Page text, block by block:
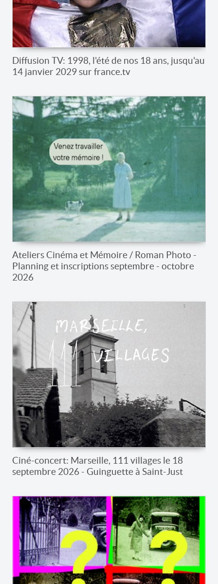
Diffusion TV: 1998, l'été de nos 18 ans, jusqu'au
14 janvier 2029 sur france.tv
Ateliers Cinéma et Mémoire / Roman Photo -
Planning et inscriptions septembre - octobre
2026
Ciné-concert: Marseille, 111 villages le 18
septembre 2026 - Guinguette à Saint-Just